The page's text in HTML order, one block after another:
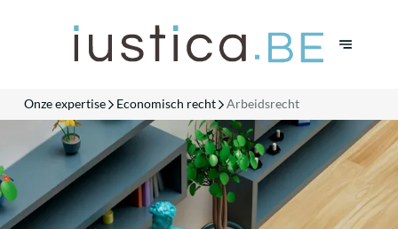
Onze expertise Economisch recht Arbeidsrecht